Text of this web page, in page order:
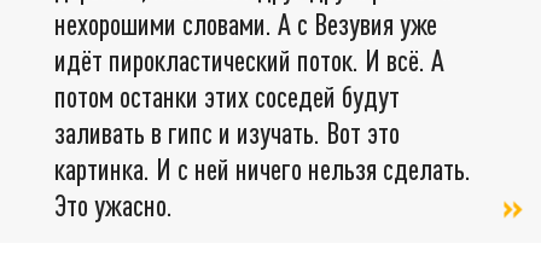
нехорошими словами. А с Везувия уже
идёт пирокластический поток. И всё. А
потом останки этих соседей будут
заливать в гипс и изучать. Вот это
картинка. И с ней ничего нельзя сделать.
Это ужасно.